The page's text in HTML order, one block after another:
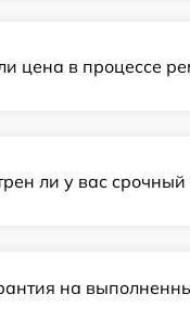
цена в процессе
ли у вас срочный
на